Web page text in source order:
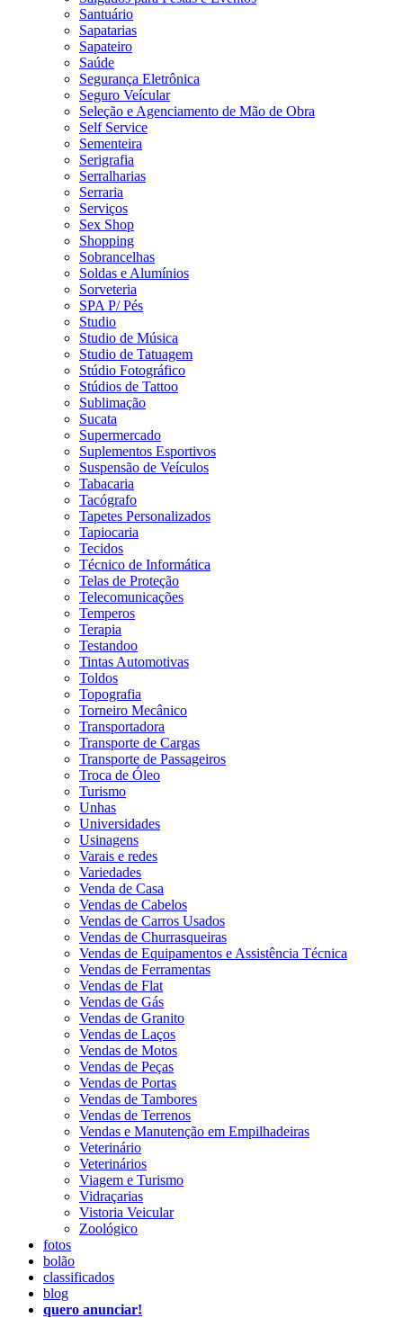
Santuário
Sapatarias
Sapateiro
Saúde
Segurança Eletrônica
Seguro Veícular
Seleção e Agenciamento de Mão de Obra
Self Service
Sementeira
Serigrafia
Serralharias
Serraria
Serviços
Sex Shop
Shopping
Sobrancelhas
Soldas e Alumínios
Sorveteria
SPA P/ Pés
Studio
Studio de Música
Studio de Tatuagem
Stúdio Fotográfico
Stúdios de Tattoo
Sublimação
Sucata
Supermercado
Suplementos Esportivos
Suspensão de Veículos
Tabacaria
Tacógrafo
Tapetes Personalizados
Tapiocaria
Tecidos
Técnico de Informática
Telas de Proteção
Telecomunicações
Temperos
Terapia
Testandoo
Tintas Automotivas
Toldos
Topografia
Torneiro Mecânico
Transportadora
Transporte de Cargas
Transporte de Passageiros
Troca de Óleo
Turismo
Unhas
Universidades
Usinagens
Varais e redes
Variedades
Venda de Casa
Vendas de Cabelos
Vendas de Carros Usados
Vendas de Churrasqueiras
Vendas de Equipamentos e Assistência Técnica
Vendas de Ferramentas
Vendas de Flat
Vendas de Gás
Vendas de Granito
Vendas de Laços
Vendas de Motos
Vendas de Peças
Vendas de Portas
Vendas de Tambores
Vendas de Terrenos
Vendas e Manutenção em Empilhadeiras
Veterinário
Veterinários
Viagem e Turismo
Vidraçarias
Vistoria Veicular
Zoológico
fotos
bolão
classificados
blog
quero anunciar!